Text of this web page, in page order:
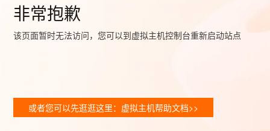
非常抱歉
该页面暂时无法访问，您可以到虚拟主机控制台重新启动站点
或者您可以先逛逛这里：虚拟主机帮助文档>>